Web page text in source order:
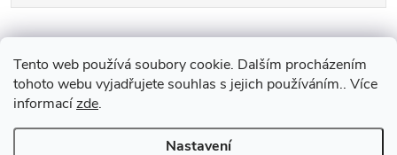
Tento web používá soubory cookie. Dalším procházením
tohoto webu vyjadřujete souhlas s jejich používáním.. Více
informacízde.
Nastavení